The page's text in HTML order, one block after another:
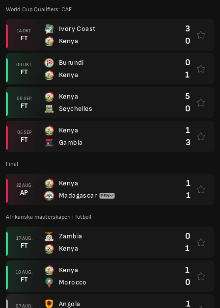
World Cup Qualifiers: CAF
14 OKT.
FT
Ivory Coast
Kenya
3
0
09 OKT.
FT
Burundi
Kenya
0
1
09 SEP.
FT
Kenya
Seychelles
5
0
05 SEP.
FT
Kenya
Gambia
1
3
Final
22 AUG.
AP
Kenya
Madagascar
1
1
Afrikanska mästerskapen i fotboll
17 AUG.
FT
Zambia
Kenya
0
1
10 AUG.
FT
Kenya
Morocco
1
0
07 AUG.
Angola
1